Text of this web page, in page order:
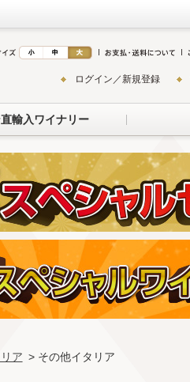
ログイン／新規登録
輸入ワイナリー
ア > その他イタリア